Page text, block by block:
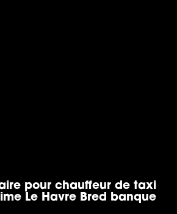
pour chauffeur de taxi
Le Havre Bred banque